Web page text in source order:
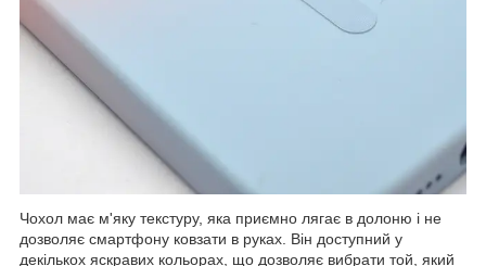
Чохол має м'яку текстуру, яка приємно лягає в долоню і не
дозволяє смартфону ковзати в руках. Він доступний у
декількох яскравих кольорах, що дозволяє вибрати той, який